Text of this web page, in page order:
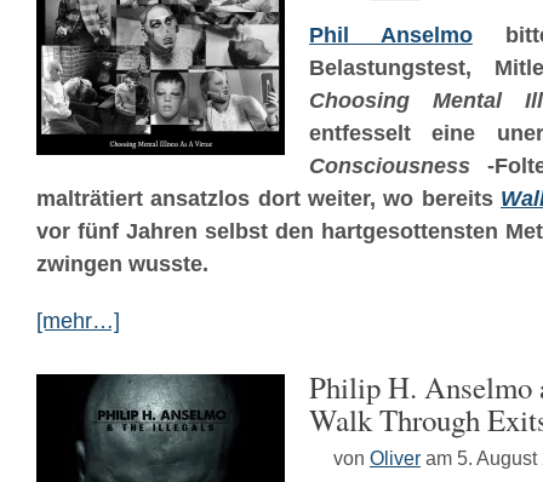
Phil Anselmo
Belastungstest,
Choosing Mental
entfesselt eine
Consciousness -
malträtiert ansatzlos dort weiter, wo bereits
vor fünf Jahren selbst den hartgesottensten
zwingen wusste.
[mehr…]
Philip H. Anselmo
Walk Through
von Oliver am 5. August